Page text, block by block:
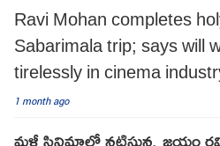
Ravi Mohan completes
Sabarimala trip; says will
tirelessly in cinema
everyone who wants him to
1 month ago